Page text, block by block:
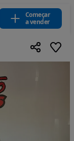
Começar
a vender